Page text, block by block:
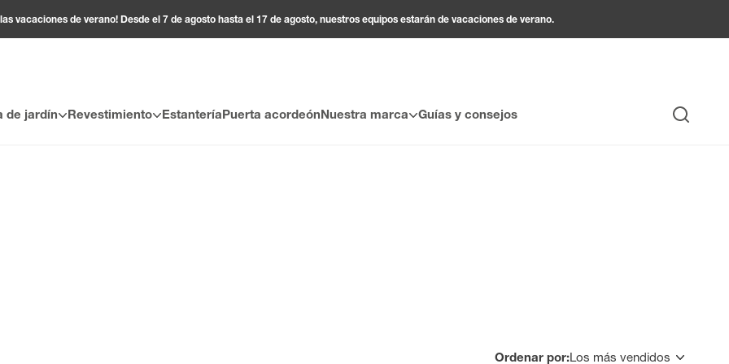
vacaciones de verano! Desde el 7 de agosto hasta el 17 de agosto, nuestros equipos estarán de vacaciones de verano.
de jardín Revestimiento EstanteríaPuerta acordeónNuestra marca Guías y consejos
Búsqueda
Ordenar por:Los más vendidos